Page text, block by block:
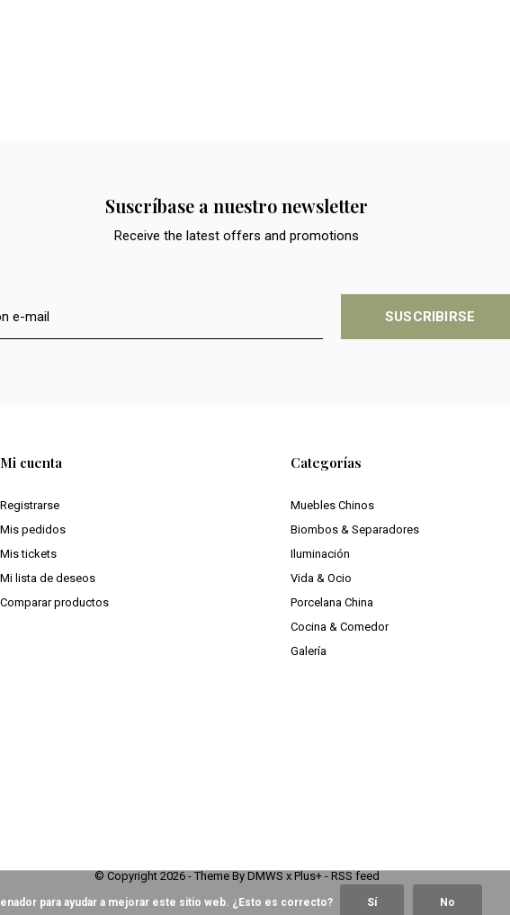
Suscríbase a nuestro newsletter
Receive the latest offers and promotions
SUSCRIBIRSE
Mi cuenta
Registrarse
Mis pedidos
Mis tickets
Mi lista de deseos
Comparar productos
Categorías
Muebles Chinos
Biombos & Separadores
Iluminación
Vida & Ocio
Porcelana China
Cocina & Comedor
Galería
© Copyright 2026- Theme By DMWS x Plus+- RSS feed
para ayudar a mejorar este sitio web. ¿Esto es correcto? Sí No